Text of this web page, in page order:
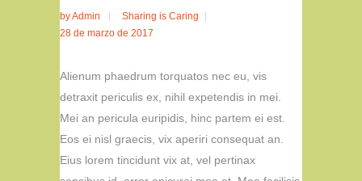
byAdmin
Sharing is Caring
28 de marzo de 2017
Alienum phaedrum torquatos nec eu, vis
detraxit periculis ex, nihil expetendis in mei.
Mei an pericula euripidis, hinc partem ei est.
Eos ei nisl graecis, vix aperiri consequat an.
Eius lorem tincidunt vix at, vel pertinax